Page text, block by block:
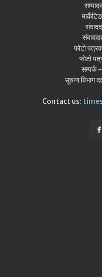
फोटो
फोटो
सम्पर्क
सूचना बिभाग
Contact us: